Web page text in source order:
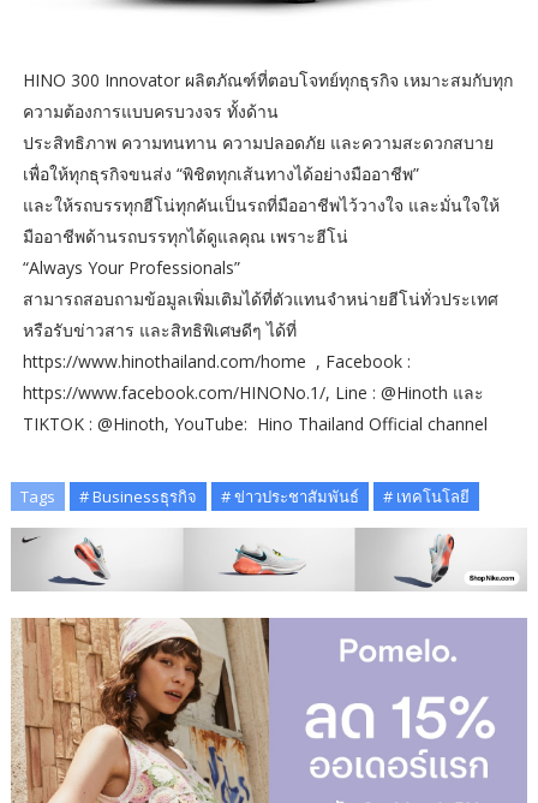
HINO 300 Innovator ผลิตภัณฑ์ที่ตอบโจทย์ทุกธุรกิจ เหมาะสมกับทุก
ความต้องการแบบครบวงจร ทั้งด้าน
ประสิทธิภาพ ความทนทาน ความปลอดภัย และความสะดวกสบาย
เพื่อให้ทุกธุรกิจขนส่ง “พิชิตทุกเส้นทางได้อย่างมืออาชีพ”
และให้รถบรรทุกฮีโน่ทุกคันเป็นรถที่มืออาชีพไว้วางใจ และมั่นใจให้
มืออาชีพด้านรถบรรทุกได้ดูแลคุณ เพราะฮีโน่
“Always Your Professionals”
สามารถสอบถามข้อมูลเพิ่มเติมได้ที่ตัวแทนจำหน่ายฮีโน่ทั่วประเทศ
หรือรับข่าวสาร และสิทธิพิเศษดีๆ ได้ที่
https://www.hinothailand.com/home , Facebook :
https://www.facebook.com/HINONo.1/, Line : @Hinoth และ
TIKTOK : @Hinoth, YouTube: Hino Thailand Official channel
Tags # Businessธุรกิจ # ข่าวประชาสัมพันธ์ # เทคโนโลยี